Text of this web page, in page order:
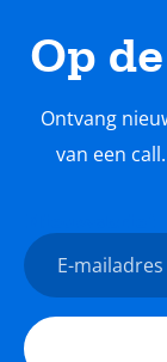
Op
Ontvang
van een
E-
mailadres